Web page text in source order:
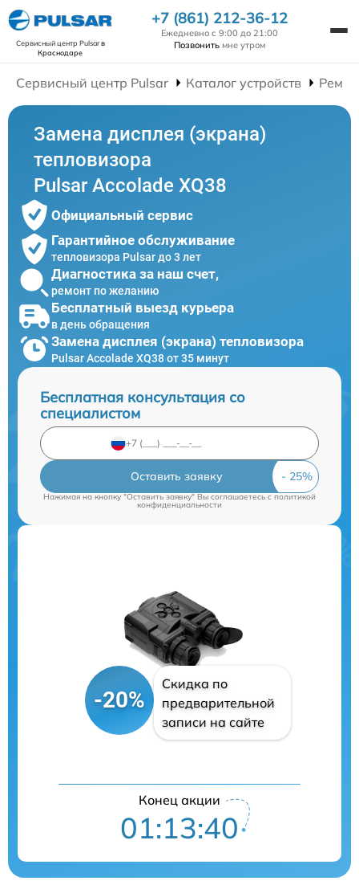
Сервисный центр Pulsarв
Краснодаре
+7 (861) 212-36-12
Ежедневно с 9:00 до 21:00
Позвонить мне утром
Сервисный центр Pulsar Каталог устройств
Замена дисплея (экрана)
тепловизора
Pulsar Accolade XQ38
Официальный сервис
Гарантийное обслуживание
тепловизора Pulsar до 3 лет
Диагностика за наш счет,
ремонт по желанию
Бесплатный выезд курьера
в день обращения
Замена дисплея (экрана) тепловизора
Pulsar Accolade XQ38 от 35 минут
Бесплатная консультация со
специалистом
Оставить заявку
Нажимая на кнопку "Оставить заявку" Вы соглашаетесь cполитикой
конфиденциальности
-20%
Скидка по
предварительной
записи на сайте
Конец акции
01:13:39